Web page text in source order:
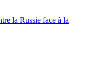
la Russie face à la